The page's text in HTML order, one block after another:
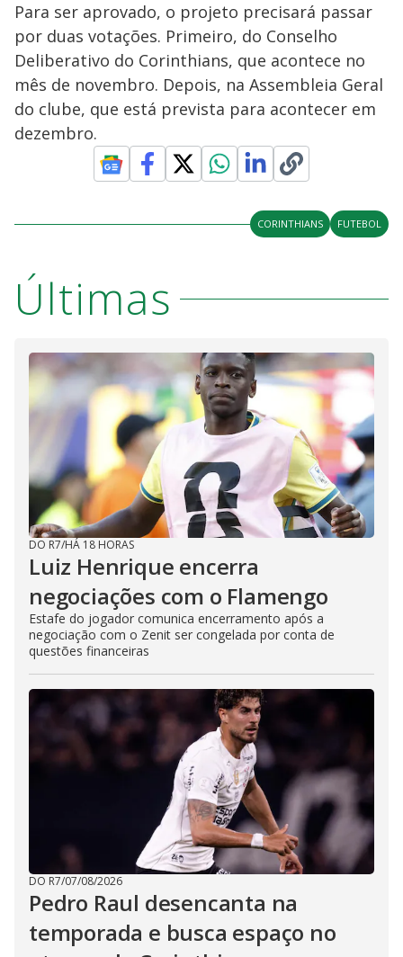
Para ser aprovado, o projeto precisará passar
por duas votações. Primeiro, do Conselho
Deliberativo do Corinthians, que acontece no
mês de novembro. Depois, na Assembleia Geral
do clube, que está prevista para acontecer em
dezembro.
CORINTHIANS FUTEBOL
Últimas
DO R7/HÁ 18 HORAS
Luiz Henrique encerra
negociações com o Flamengo
Estafe do jogador comunica encerramento após a
negociação com o Zenit ser congelada por conta de
questões financeiras
DO R7/07/08/2026
Pedro Raul desencanta na
temporada e busca espaço no